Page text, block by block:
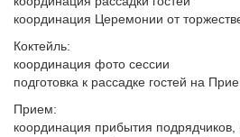
координация Церемонии от
Коктейль:
координация фото сессии
подготовка к рассадке гостей на
Прием:
координация прибытия подрядчиков,